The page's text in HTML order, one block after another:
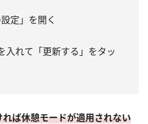
定」を開く
入れて「更新する」をタッ
ば休憩モードが適用されない